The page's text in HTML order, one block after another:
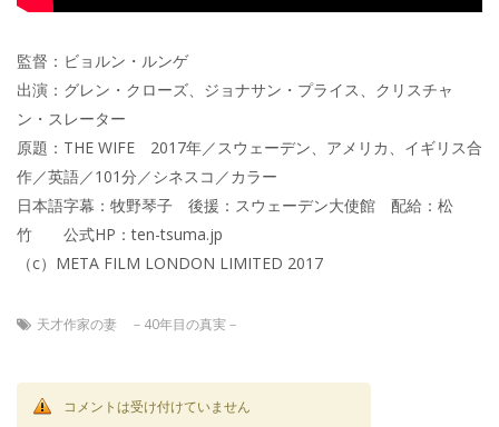
監督：ビョルン・ルンゲ
出演：グレン・クローズ、ジョナサン・プライス、クリスチャ
ン・スレーター
原題：THE WIFE 2017年／スウェーデン、アメリカ、イギリス合
作／英語／101分／シネスコ／カラー
日本語字幕：牧野琴子 後援：スウェーデン大使館 配給：松
竹 公式HP：ten-tsuma.jp
（c）META FILM LONDON LIMITED 2017
天才作家の妻 －40年目の真実－
コメントは受け付けていません